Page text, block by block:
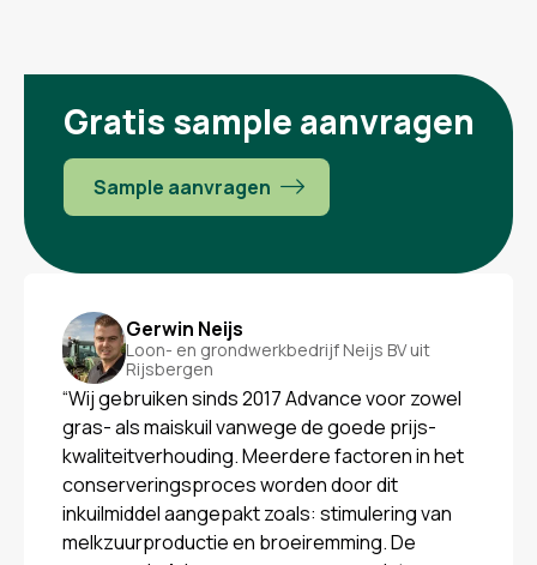
Gratis sample aanvragen
Sample aanvragen
Gerwin Neijs
Loon- en grondwerkbedrijf Neijs BV uit
Rijsbergen
“Wij gebruiken sinds 2017 Advance voor zowel
gras- als maiskuil vanwege de goede prijs-
kwaliteitverhouding. Meerdere factoren in het
conserveringsproces worden door dit
inkuilmiddel aangepakt zoals: stimulering van
melkzuurproductie en broeiremming. De